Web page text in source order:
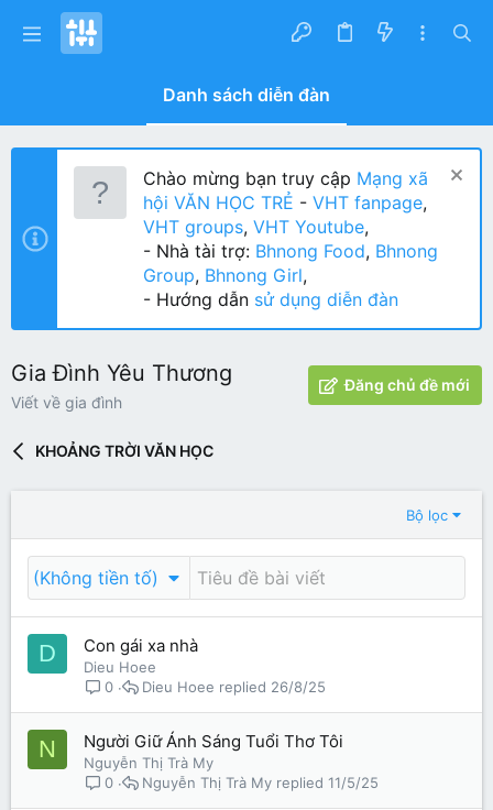
Danh sách diễn đàn
Chào mừng bạn truy cập Mạng xã
hội VĂN HỌC TRẺ - VHT fanpage,
VHT groups, VHT Youtube,
- Nhà tài trợ: Bhnong Food, Bhnong
Group, Bhnong Girl,
- Hướng dẫn sử dụng diễn đàn
Gia Đình Yêu Thương
Viết về gia đình
Đăng chủ đề mới
KHOẢNG TRỜI VĂN HỌC
Bộ lọc
(Không tiền tố)
D Con gái xa nhà
Dieu Hoee
0
26/8/25
Dieu Hoee
N Người Giữ Ánh Sáng Tuổi Thơ Tôi
Nguyễn Thị Trà My
0
11/5/25
Nguyễn Thị Trà My